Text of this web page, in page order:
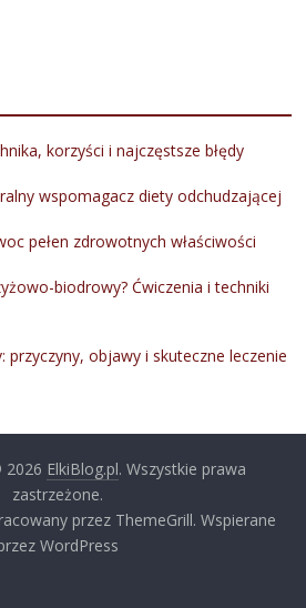
korzyści i najczęstsze błędy
wspomagacz diety odchudzającej
pełen zdrowotnych właściwości
biodrowy? Ćwiczenia i techniki
przyczyny, objawy i skuteczne leczenie
2026 ElkiBlog.pl. Wszystkie prawa
zastrzeżone.
przez ThemeGrill. Wspierane
WordPress